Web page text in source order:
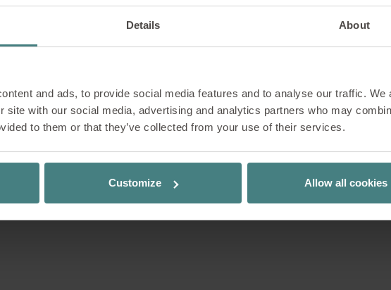
Details About
and ads, to provide social media features and to analyse our traffic. We
site with our social media, advertising and analytics partners who may
to them or that they’ve collected from your use of their services.
Customize Allow all cookies
encontrará más
sobre la
de los